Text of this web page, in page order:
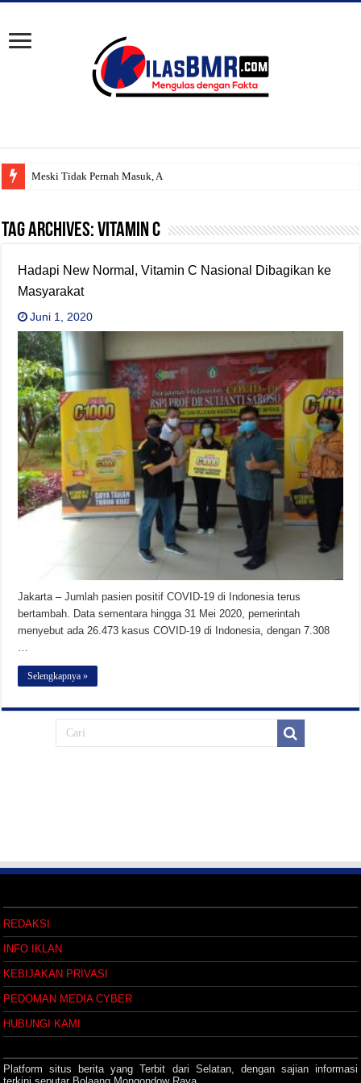
Meski Tidak Pernah Masuk, Anak K
Tag Archives:vitamin c
Hadapi New Normal, Vitamin C Nasional Dibagikan ke
Masyarakat
Juni 1, 2020
Jakarta – Jumlah pasien positif COVID-19 di Indonesia terus
bertambah. Data sementara hingga 31 Mei 2020, pemerintah
menyebut ada 26.473 kasus COVID-19 di Indonesia, dengan 7.308
…
Selengkapnya »
REDAKSI
INFO IKLAN
KEBIJAKAN PRIVASI
PEDOMAN MEDIA CYBER
HUBUNGI KAMI
Platform situs berita yang Terbit dari Selatan, dengan sajian informasi